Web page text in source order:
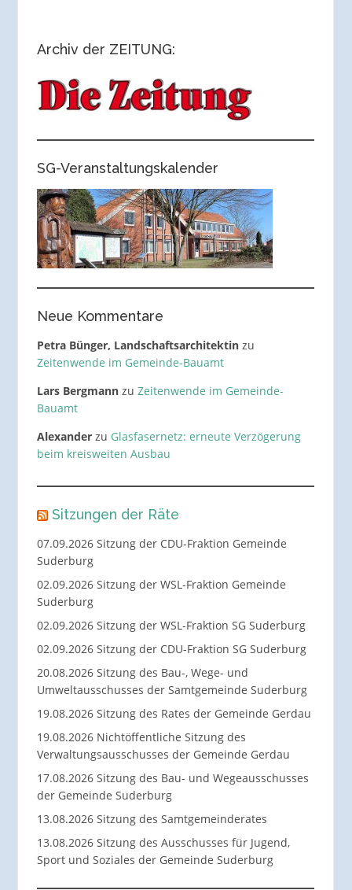
Archiv der ZEITUNG:
SG-Veranstaltungskalender
Neue Kommentare
Petra Bünger, Landschaftsarchitektinzu
Zeitenwende im Gemeinde-Bauamt
Lars Bergmannzu Zeitenwende im Gemeinde-
Bauamt
Alexanderzu Glasfasernetz: erneute Verzögerung
beim kreisweiten Ausbau
Sitzungen der Räte
07.09.2026 Sitzung der CDU-Fraktion Gemeinde
Suderburg
02.09.2026 Sitzung der WSL-Fraktion Gemeinde
Suderburg
02.09.2026 Sitzung der WSL-Fraktion SG Suderburg
02.09.2026 Sitzung der CDU-Fraktion SG Suderburg
20.08.2026 Sitzung des Bau-, Wege- und
Umweltausschusses der Samtgemeinde Suderburg
19.08.2026 Sitzung des Rates der Gemeinde Gerdau
19.08.2026 Nichtöffentliche Sitzung des
Verwaltungsausschusses der Gemeinde Gerdau
17.08.2026 Sitzung des Bau- und Wegeausschusses
der Gemeinde Suderburg
13.08.2026 Sitzung des Samtgemeinderates
13.08.2026 Sitzung des Ausschusses für Jugend,
Sport und Soziales der Gemeinde Suderburg